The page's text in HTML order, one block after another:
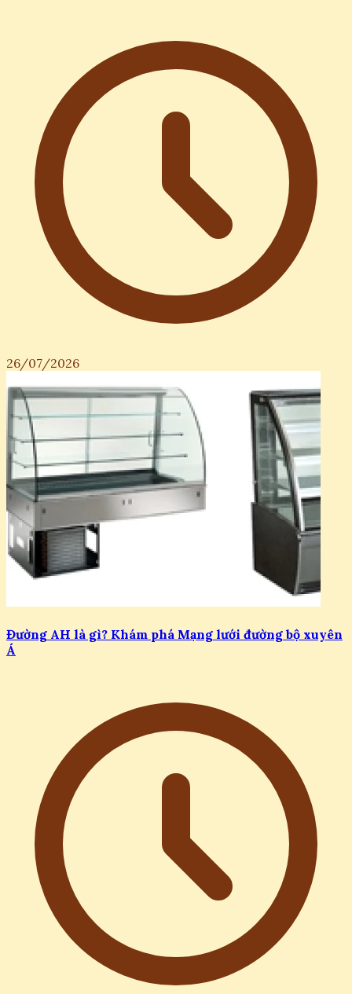
26/07/2026
Đường AH là gì? Khám phá Mạng lưới đường bộ xuyên
Á